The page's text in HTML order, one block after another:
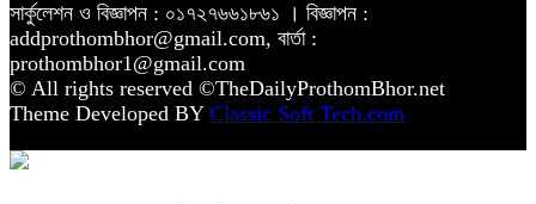
সার্কুলেশন ও বিজ্ঞাপন : ০১৭২৭৬৬১৮৬১ । বিজ্ঞাপন :
addprothombhor@gmail.com, বার্তা :
prothombhor1@gmail.com
© All rights reserved ©TheDailyProthomBhor.net
Theme Developed BY Classic Soft Tech.com